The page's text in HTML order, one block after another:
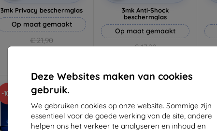
Deze Websites maken van cookies
gebruik.
We gebruiken cookies op onze website. Sommige zijn
essentieel voor de goede werking van de site, andere
helpen ons het verkeer te analyseren en inhoud en
3mk Privacy beschermglas
Op maat gemaakt
€ 21,90
3mk Anti-Shock
beschermglas
Op maat gemaakt
€ 17,90
Op voorraad: > 5 stuks
-10%